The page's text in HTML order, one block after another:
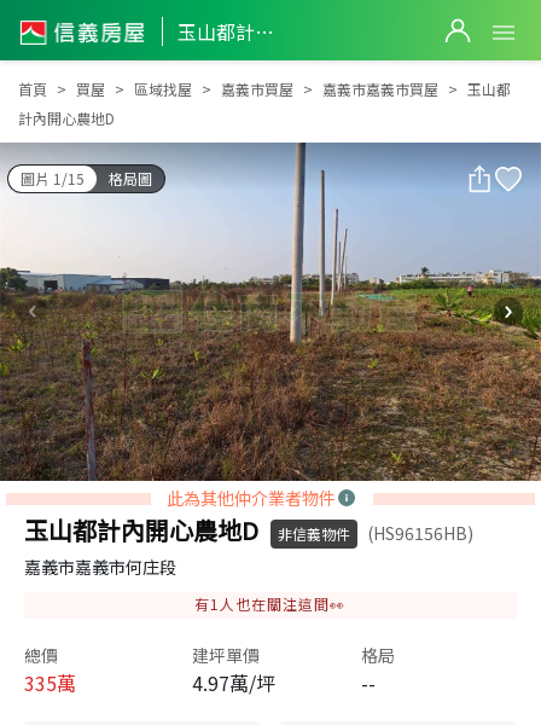
玉山都計內開心農地D
玉山都計內開心農地D
首頁 買屋 區域找屋 嘉義市買屋 嘉義市嘉義市買屋
玉山都
計內開心農地D
圖片 1/15 格局圖
此為其他仲介業者物件
玉山都計內開心農地D 非信義物件
(HS96156HB)
嘉義市嘉義市何庄段
有1 人也在關注這間👀
總價
335萬
建坪單價
4.97萬/坪
格局
--